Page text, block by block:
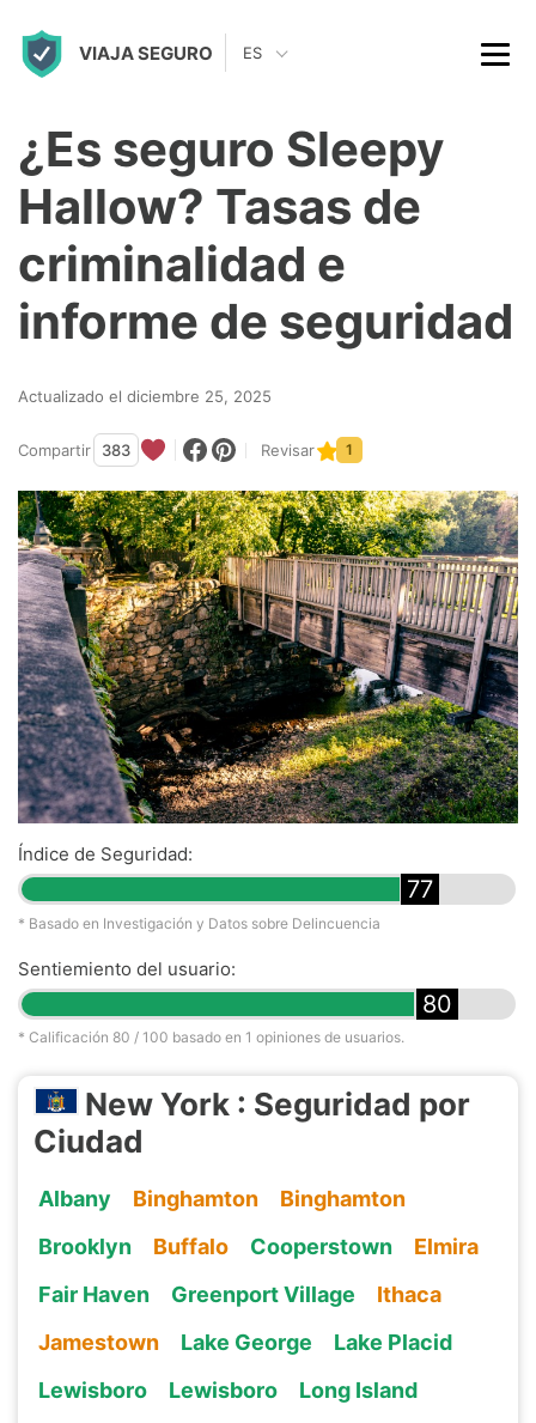
VIAJA SEGURO ES
¿Es seguro Sleepy
Hallow? Tasas de
criminalidad e
informe de seguridad
Actualizado el diciembre 25, 2025
Compartir 383 Revisar 1
Índice de Seguridad:
77
* Basado en Investigación y Datos sobre Delincuencia
Sentiemiento del usuario:
80
* Calificación 80 / 100 basado en 1 opiniones de usuarios.
New York : Seguridad por
Ciudad
Albany Binghamton
Binghamton
Brooklyn
Buffalo Cooperstown
Elmira
Fair Haven
Greenport Village
Ithaca
Jamestown
Lake George
Lake Placid
Lewisboro
Lewisboro
Long Island